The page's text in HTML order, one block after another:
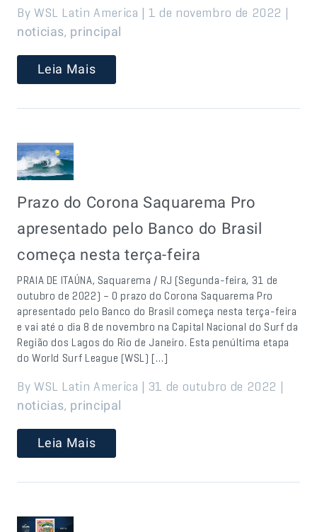
By WSL Latin America | 1 de novembro de 2022 |
noticias, principal
Leia Mais
Prazo do Corona Saquarema Pro
apresentado pelo Banco do Brasil
começa nesta terça-feira
PRAIA DE ITAÚNA, Saquarema / RJ (Segunda-feira, 31 de
outubro de 2022) – O prazo do Corona Saquarema Pro
apresentado pelo Banco do Brasil começa nesta terça-feira
e vai até o dia 8 de novembro na Capital Nacional do Surf da
Região dos Lagos do Rio de Janeiro. Esta penúltima etapa
do World Surf League (WSL) […]
By WSL Latin America | 31 de outubro de 2022 |
noticias, principal
Leia Mais